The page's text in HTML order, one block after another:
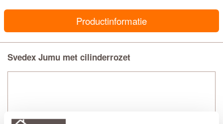
Productinformatie
Svedex Jumu met cilinderrozet